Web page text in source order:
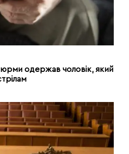
одержав чоловік, який